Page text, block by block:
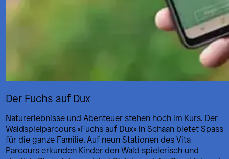
Der Fuchs auf Dux
Naturerlebnisse und Abenteuer stehen hoch im Kurs. Der
Waldspielparcours «Fuchs auf Dux» in Schaan bietet Spass
für die ganze Familie. Auf neun Stationen des Vita
Parcours erkunden Kinder den Wald spielerisch und